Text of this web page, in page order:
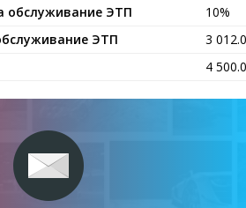
обслуживание ЭТП
10%
ЭТП
3
4